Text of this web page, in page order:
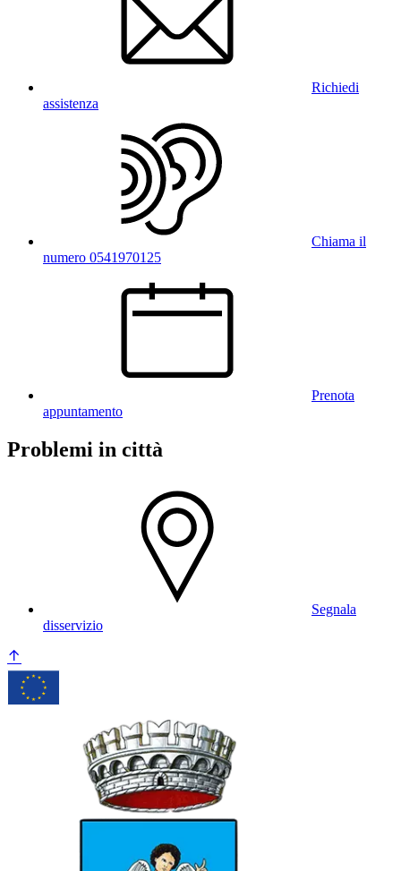
Richiedi
assistenza
Chiama il
numero 0541970125
Prenota
appuntamento
Problemi in città
Segnala
disservizio